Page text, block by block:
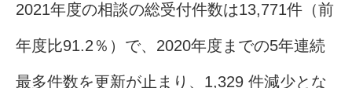
2021年度の相談の総受付件数は13,771件（前
年度比91.2％）で、2020年度までの5年連続
最多件数を更新が止まり、1,329 件減少とな